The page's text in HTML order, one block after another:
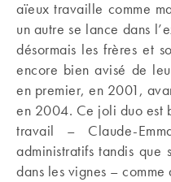
aïeux travaille comme
un autre se lance dans
désormais les frères et
encore bien avisé de
en premier, en 2001,
en 2004. Ce joli duo est
travail – Claude-
administratifs tandis que
dans les vignes – comme